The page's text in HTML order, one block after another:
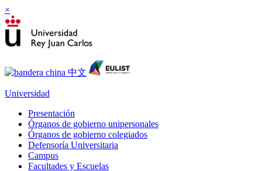
×
Universidad
Presentación
Órganos de gobierno unipersonales
Órganos de gobierno colegiados
Defensoría Universitaria
Campus
Facultades y Escuelas